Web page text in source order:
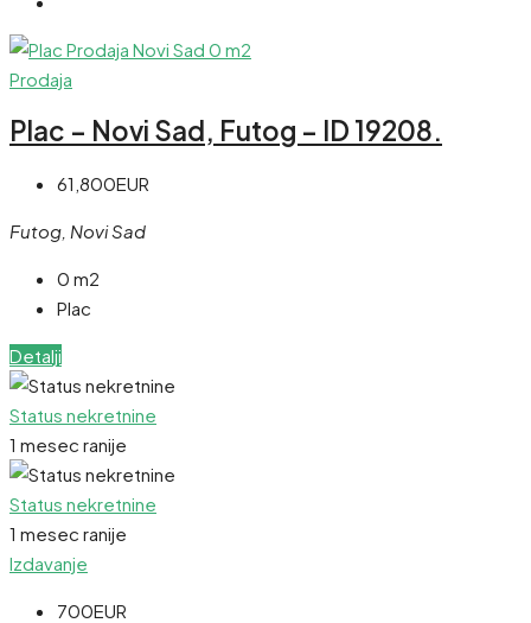
Prodaja
Plac – Novi Sad, Futog – ID 19208.
61,800EUR
Futog, Novi Sad
0 m2
Plac
Detalji
Status nekretnine
1 mesec ranije
Status nekretnine
1 mesec ranije
Izdavanje
700EUR